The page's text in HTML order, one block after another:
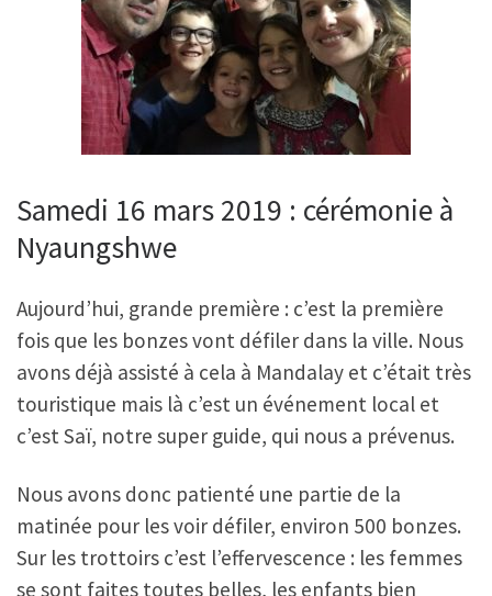
Samedi 16 mars 2019 : cérémonie à
Nyaungshwe
Aujourd’hui, grande première : c’est la première
fois que les bonzes vont défiler dans la ville. Nous
avons déjà assisté à cela à Mandalay et c’était très
touristique mais là c’est un événement local et
c’est Saï, notre super guide, qui nous a prévenus.
Nous avons donc patienté une partie de la
matinée pour les voir défiler, environ 500 bonzes.
Sur les trottoirs c’est l’effervescence : les femmes
se sont faites toutes belles, les enfants bien